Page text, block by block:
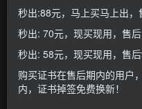
秒出:88元，马上买马上出
秒出: 70元，现买现用，售
秒出: 58元，现买现用，售
购买证书在售后期内的用户
内，证书掉签免费换新！